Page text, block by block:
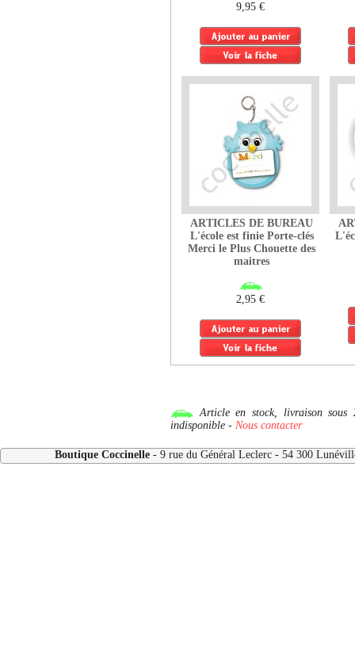
9,95 €
ARTICLES DE BUREAU
L'école est finie Porte-clés
Merci le Plus Chouette des
maitres
2,95 €
Article en stock, livraison
indisponible - Nous contacter
Boutique Coccinelle - 9 rue du Général Leclerc - 54 300